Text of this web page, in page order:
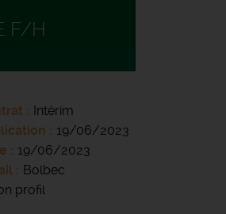
F/H
Intérim
19/06/2023
19/06/2023
Bolbec
profil